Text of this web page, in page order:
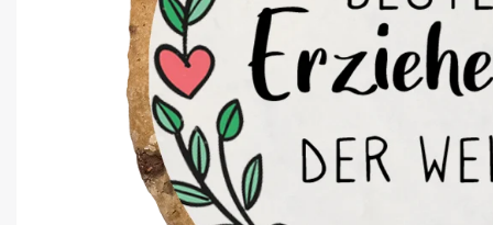
Platz für Plätzchen: 5 Fakten zu
Weihnachtsgebäck